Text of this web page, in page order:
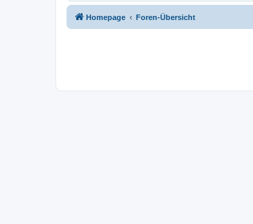
Homepage Foren-Übersicht